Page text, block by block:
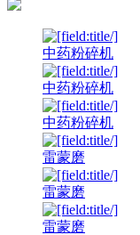
中药粉碎机
中药粉碎机
中药粉碎机
雷蒙磨
雷蒙磨
雷蒙磨